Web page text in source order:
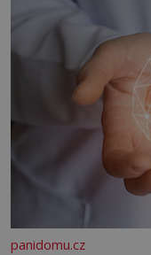
panidomu.cz